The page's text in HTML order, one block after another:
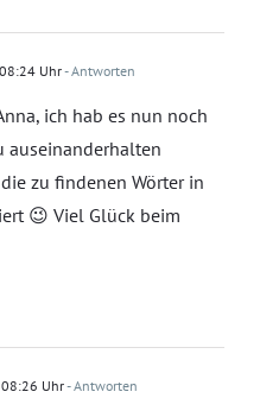
Uhr- Antworten
ich hab es nun noch
auseinanderhalten
zu findenen Wörter in
😉 Viel Glück beim
Uhr- Antworten